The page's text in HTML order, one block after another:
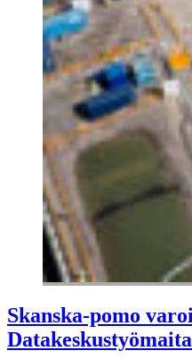
Skanska-pomo